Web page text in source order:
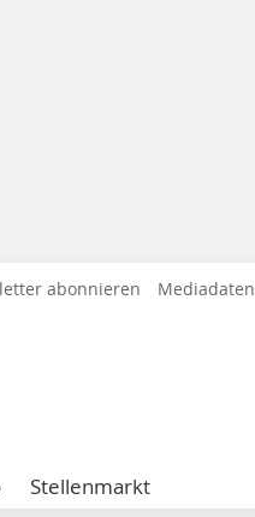
abonnieren Mediadaten
Stellenmarkt